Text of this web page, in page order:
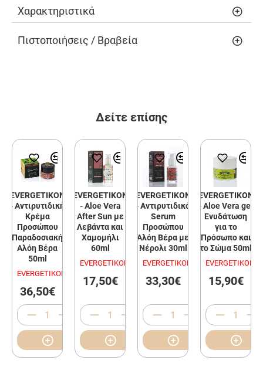
Χαρακτηριστικά
Πιστοποιήσεις / Βραβεία
Δείτε επίσης
EVERGETIKON
- Αντιρυτιδική
Κρέμα
Προσώπου
Παραδοσιακή
Αλόη Βέρα
50ml
EVERGETIKON
36,50€
EVERGETIKON
- Aloe Vera
After Sun με
Λεβάντα και
Χαμομήλι
60ml
EVERGETIKON
17,50€
EVERGETIKON
- Aντιρυτιδικό
Serum
Προσώπου
Aλόη Βέρα με
Νέρολι 30ml
EVERGETIKON
33,30€
EVERGETIKON
- Aloe Vera gel
Ενυδάτωση
για το
Πρόσωπο και
το Σώμα 50ml
EVERGETIKON
15,90€